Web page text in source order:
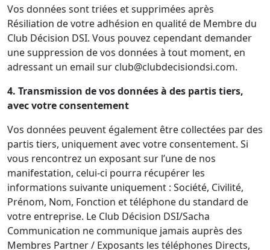
Vos données sont triées et supprimées après
Résiliation de votre adhésion en qualité de Membre du
Club Décision DSI. Vous pouvez cependant demander
une suppression de vos données à tout moment, en
adressant un email sur club@clubdecisiondsi.com.
4. Transmission de vos données à des partis tiers,
avec votre consentement
Vos données peuvent également être collectées par des
partis tiers, uniquement avec votre consentement. Si
vous rencontrez un exposant sur l’une de nos
manifestation, celui-ci pourra récupérer les
informations suivante uniquement : Société, Civilité,
Prénom, Nom, Fonction et téléphone du standard de
votre entreprise. Le Club Décision DSI/Sacha
Communication ne communique jamais auprès des
Membres Partner / Exposants les téléphones Directs,